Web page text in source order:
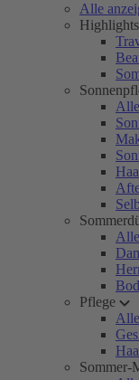
Alle
Highlights
Pflege
Sommer-